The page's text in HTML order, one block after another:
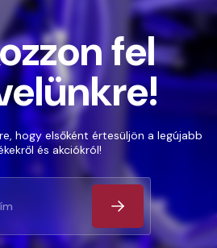
fel
hogy elsőként értesüljön a legújabb
és akciókról!